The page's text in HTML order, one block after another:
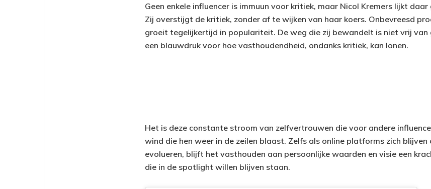
Geen enkele influencer is immuun voor kritiek, maar Nicol Kremers lijkt
Zij overstijgt de kritiek, zonder af te wijken van haar koers. Onbevreesd
groeit tegelijkertijd in populariteit. De weg die zij bewandelt is niet vrij van
een blauwdruk voor hoe vasthoudendheid, ondanks kritiek, kan lonen.
Het is deze constante stroom van zelfvertrouwen die voor andere
wind die hen weer in de zeilen blaast. Zelfs als online platforms zich blijven
evolueren, blijft het vasthouden aan persoonlijke waarden en visie een
die in de spotlight willen blijven staan.